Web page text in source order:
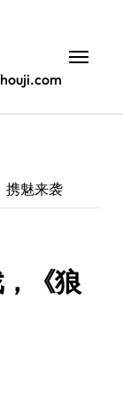
携魅来袭
《狼